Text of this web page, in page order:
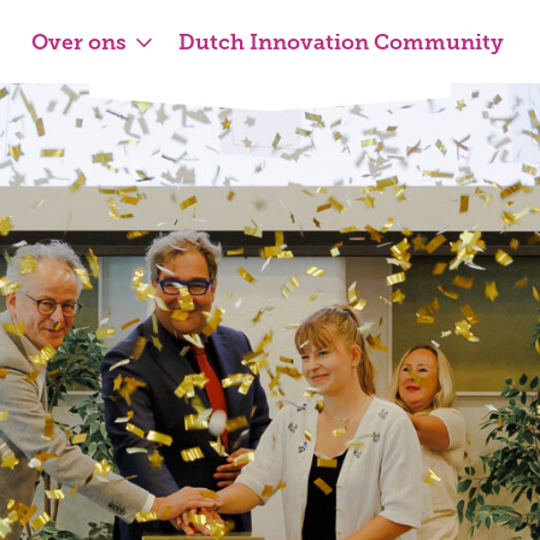
Over ons Dutch Innovation Community